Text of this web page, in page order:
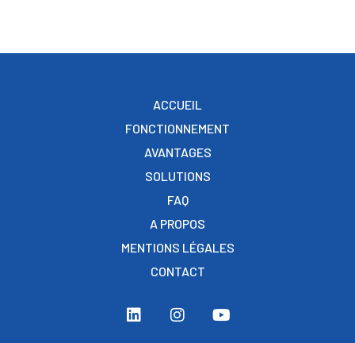
ACCUEIL
FONCTIONNEMENT
AVANTAGES
SOLUTIONS
FAQ
A PROPOS
MENTIONS LÉGALES
CONTACT
L
i
I
n
Y
o